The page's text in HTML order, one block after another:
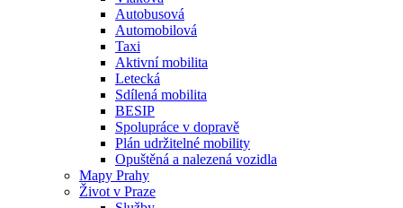
Autobusová
Automobilová
Taxi
Aktivní mobilita
Letecká
Sdílená mobilita
BESIP
Spolupráce v dopravě
Plán udržitelné mobility
Opuštěná a nalezená vozidla
Mapy Prahy
Život v Praze